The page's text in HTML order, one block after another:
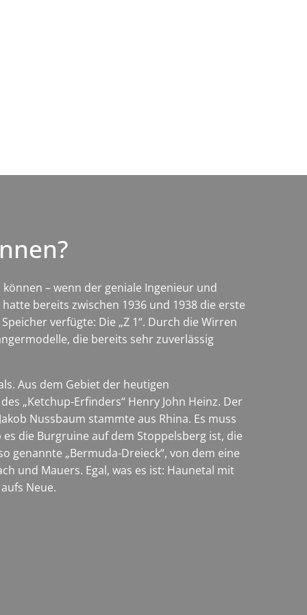
– wenn der geniale Ingenieur und
bereits zwischen 1936 und 1938 die erste
verfügte: Die „Z 1“. Durch die Wirren
die bereits sehr zuverlässig
Aus dem Gebiet der heutigen
„Ketchup-Erfinders“ Henry John Heinz. Der
Nussbaum stammte aus Rhina. Es muss
die Burgruine auf dem Stoppelsberg ist, die
genannte „Bermuda-Dreieck“, von dem eine
und Mauers. Egal, was es ist: Haunetal mit
Neue.